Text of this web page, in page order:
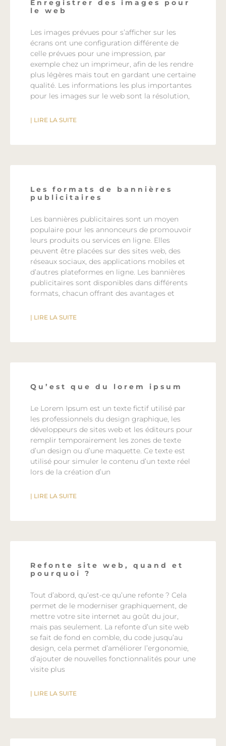
Enregistrer des images pour
le web
Les images prévues pour s’afficher sur les
écrans ont une configuration différente de
celle prévues pour une impression, par
exemple chez un imprimeur, afin de les rendre
plus légères mais tout en gardant une certaine
qualité. Les informations les plus importantes
pour les images sur le web sont la résolution,
| LIRE LA SUITE
Les formats de bannières
publicitaires
Les bannières publicitaires sont un moyen
populaire pour les annonceurs de promouvoir
leurs produits ou services en ligne. Elles
peuvent être placées sur des sites web, des
réseaux sociaux, des applications mobiles et
d’autres plateformes en ligne. Les bannières
publicitaires sont disponibles dans différents
formats, chacun offrant des avantages et
| LIRE LA SUITE
Qu’est que du lorem ipsum
Le Lorem Ipsum est un texte fictif utilisé par
les professionnels du design graphique, les
développeurs de sites web et les éditeurs pour
remplir temporairement les zones de texte
d’un design ou d’une maquette. Ce texte est
utilisé pour simuler le contenu d’un texte réel
lors de la création d’un
| LIRE LA SUITE
Refonte site web, quand et
pourquoi ?
Tout d’abord, qu’est-ce qu’une refonte ? Cela
permet de le moderniser graphiquement, de
mettre votre site internet au goût du jour,
mais pas seulement. La refonte d’un site web
se fait de fond en comble, du code jusqu’au
design, cela permet d’améliorer l’ergonomie,
d’ajouter de nouvelles fonctionnalités pour une
visite plus
| LIRE LA SUITE